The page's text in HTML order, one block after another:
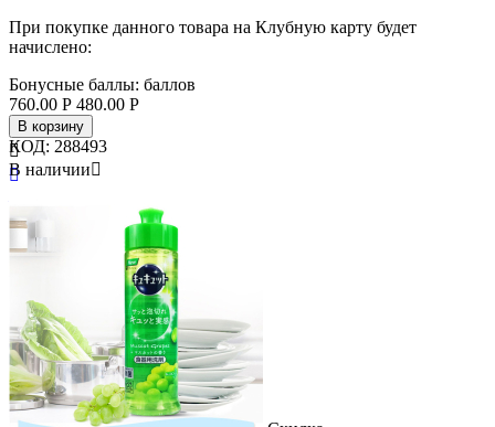
При покупке данного товара на Клубную карту будет
начислено:
Бонусные баллы: баллов
760.00 Р 480.00 Р
В корзину


КОД: 288493
В наличии